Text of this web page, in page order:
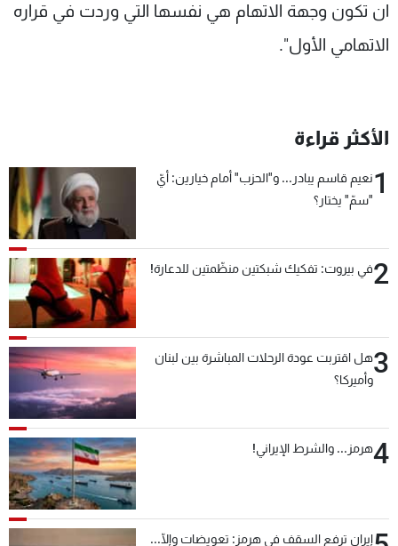
ان تكون وجهة الاتهام هي نفسها التي وردت في قراره
الاتهامي الأول".
الأكثر قراءة
1نعيم قاسم يبادر... و"الحزب" أمام خيارين: أيّ
"سمّ" يختار؟
2في بيروت: تفكيك شبكتين منظّمتين للدعارة!
3هل اقتربت عودة الرحلات المباشرة بين لبنان
وأميركا؟
4هرمز... والشرط الإيراني!
إيران ترفع السقف في هرمز: تعويضات وإلّا...